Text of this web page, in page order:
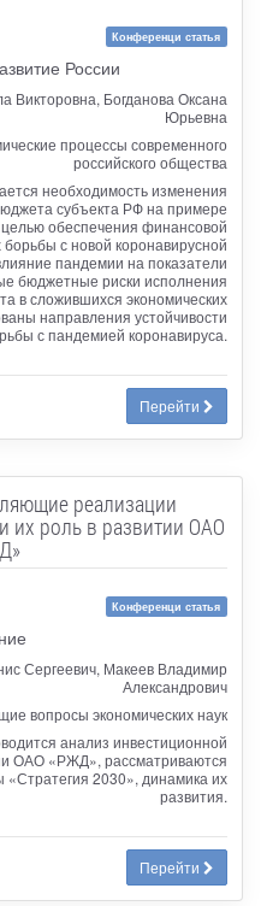
Конференци статья
России
Викторовна, Богданова Оксана
Юрьевна
процессы современного
российского общества
необходимость изменения
субъекта РФ на примере
целью обеспечения финансовой
борьбы с новой коронавирусной
пандемии на показатели
бюджетные риски исполнения
в сложившихся экономических
направления устойчивости
с пандемией коронавируса.
Перейти
реализации
их роль в развитии ОАО
Конференци статья
Сергеевич, Макеев Владимир
Александрович
вопросы экономических наук
анализ инвестиционной
ОАО «РЖД», рассматриваются
2030», динамика их
развития.
Перейти